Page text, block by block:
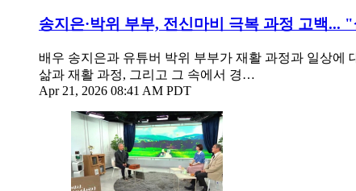
송지은·박위 부부, 전신마비 극복 과정 고백...
배우 송지은과 유튜버 박위 부부가 재활 과정과 일상에
삶과 재활 과정, 그리고 그 속에서 경…
Apr 21, 2026 08:41 AM PDT